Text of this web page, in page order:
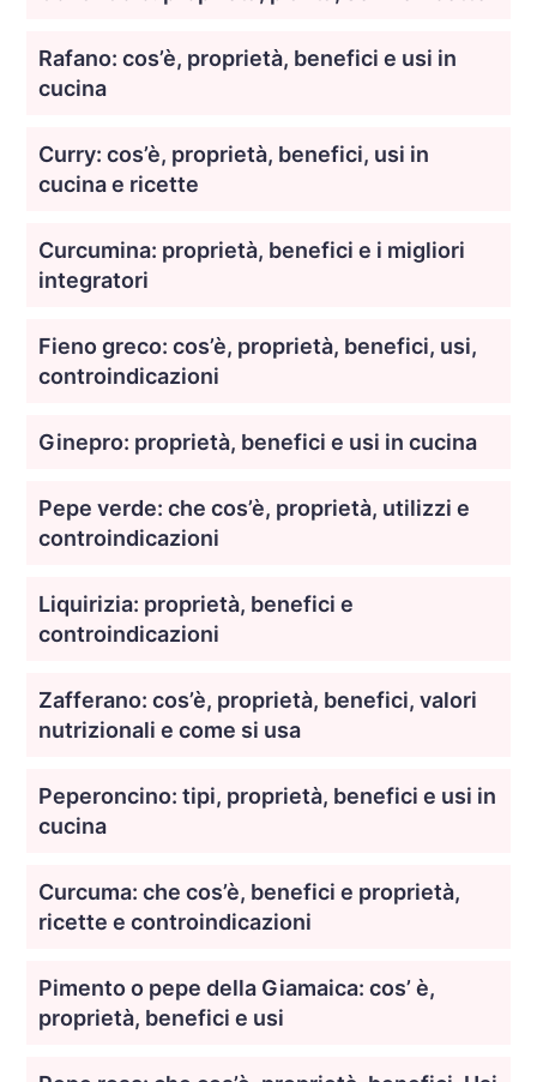
Rafano: cos’è, proprietà, benefici e usi in
cucina
Curry: cos’è, proprietà, benefici, usi in
cucina e ricette
Curcumina: proprietà, benefici e i migliori
integratori
Fieno greco: cos’è, proprietà, benefici, usi,
controindicazioni
Ginepro: proprietà, benefici e usi in cucina
Pepe verde: che cos’è, proprietà, utilizzi e
controindicazioni
Liquirizia: proprietà, benefici e
controindicazioni
Zafferano: cos’è, proprietà, benefici, valori
nutrizionali e come si usa
Peperoncino: tipi, proprietà, benefici e usi in
cucina
Curcuma: che cos’è, benefici e proprietà,
ricette e controindicazioni
Pimento o pepe della Giamaica: cos’ è,
proprietà, benefici e usi